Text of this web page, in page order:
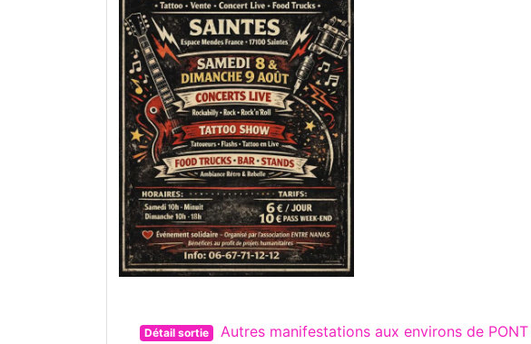
Détail sortie Autres manifestations aux environs de PONT